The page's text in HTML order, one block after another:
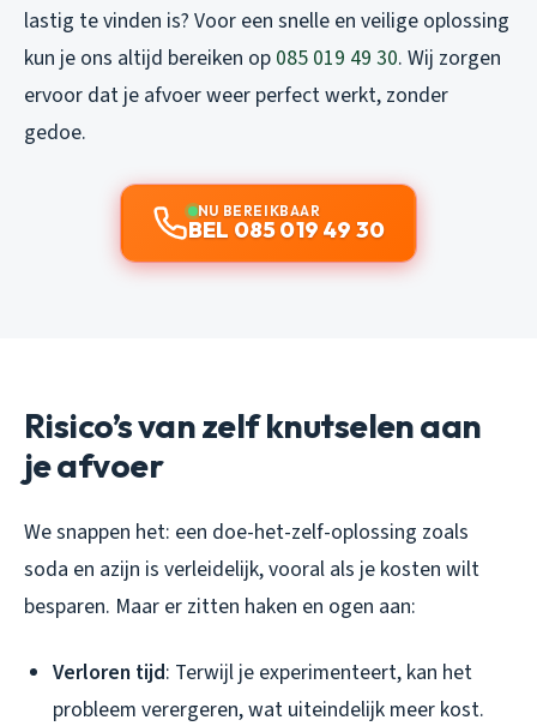
lastig te vinden is? Voor een snelle en veilige oplossing
kun je ons altijd bereiken op 085 019 49 30. Wij zorgen
ervoor dat je afvoer weer perfect werkt, zonder
gedoe.
NU BEREIKBAAR
BEL 085 019 49 30
Risico’s van zelf knutselen aan
je afvoer
We snappen het: een doe-het-zelf-oplossing zoals
soda en azijn is verleidelijk, vooral als je kosten wilt
besparen. Maar er zitten haken en ogen aan:
Verloren tijd: Terwijl je experimenteert, kan het
probleem verergeren, wat uiteindelijk meer kost.